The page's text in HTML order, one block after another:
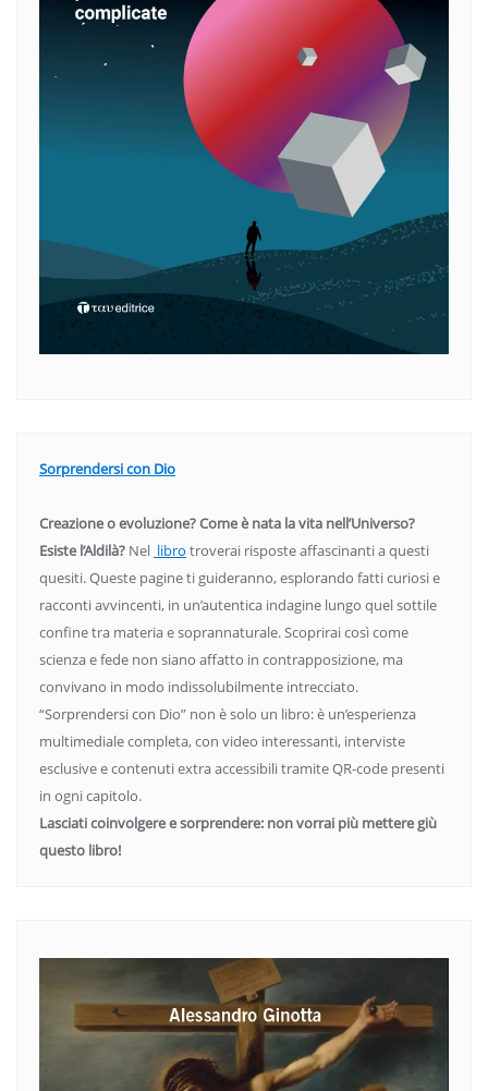
Sorprendersi con Dio
Creazione o evoluzione? Come è nata la vita nell’Universo?
Esiste l’Aldilà? Nel libro troverai risposte affascinanti a questi
quesiti. Queste pagine ti guideranno, esplorando fatti curiosi e
racconti avvincenti, in un’autentica indagine lungo quel sottile
confine tra materia e soprannaturale. Scoprirai così come
scienza e fede non siano affatto in contrapposizione, ma
convivano in modo indissolubilmente intrecciato.
“Sorprendersi con Dio” non è solo un libro: è un’esperienza
multimediale completa, con video interessanti, interviste
esclusive e contenuti extra accessibili tramite QR-code presenti
in ogni capitolo.
Lasciati coinvolgere e sorprendere: non vorrai più mettere giù
questo libro!